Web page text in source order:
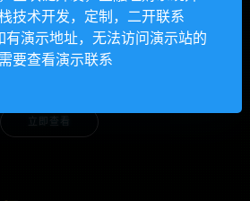
各种系统开发
金融理财系统开发，行业不限
技术开发，定制，二开联系
演示地址，无法访问演示站的
要查看演示联系